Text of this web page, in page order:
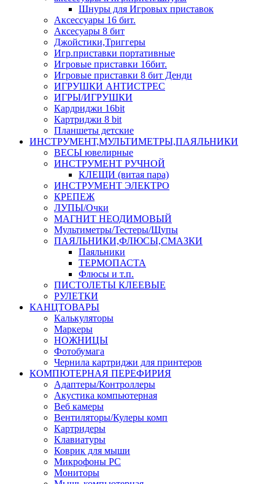
Шнуры для Игровых приставок
Аксессуары 16 бит.
Аксесуары 8 бит
Джойстики,Триггеры
Игр.приставки портативные
Игровые приставки 16бит.
Игровые приставки 8 бит Денди
ИГРУШКИ АНТИСТРЕС
ИГРЫ/ИГРУШКИ
Кардриджи 16bit
Картриджи 8 bit
Планшеты детские
ИНСТРУМЕНТ,МУЛЬТИМЕТРЫ,ПАЯЛЬНИКИ
ВЕСЫ ювелирные
ИНСТРУМЕНТ РУЧНОЙ
КЛЕЩИ (витая пара)
ИНСТРУМЕНТ ЭЛЕКТРО
КРЕПЕЖ
ЛУПЫ/Очки
МАГНИТ НЕОДИМОВЫЙ
Мультиметры/Тестеры/Щупы
ПАЯЛЬНИКИ,ФЛЮСЫ,СМАЗКИ
Паяльники
ТЕРМОПАСТА
Флюсы и т.п.
ПИСТОЛЕТЫ КЛЕЕВЫЕ
РУЛЕТКИ
КАНЦТОВАРЫ
Калькуляторы
Маркеры
НОЖНИЦЫ
Фотобумага
Чернила картриджи для принтеров
КОМПЮТЕРНАЯ ПЕРЕФИРИЯ
Адаптеры/Контроллеры
Акустика компьютерная
Веб камеры
Вентиляторы/Кулеры комп
Картридеры
Клавиатуры
Коврик для мыши
Микрофоны PC
Мониторы